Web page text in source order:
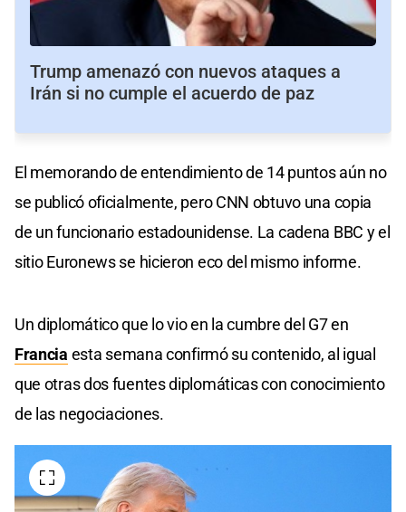
Trump amenazó con nuevos ataques a
Irán si no cumple el acuerdo de paz
El memorando de entendimiento de 14 puntos aún no
se publicó oficialmente, pero CNN obtuvo una copia
de un funcionario estadounidense. La cadena BBC y el
sitio Euronews se hicieron eco del mismo informe.
Un diplomático que lo vio en la cumbre del G7 en
Francia esta semana confirmó su contenido, al igual
que otras dos fuentes diplomáticas con conocimiento
de las negociaciones.